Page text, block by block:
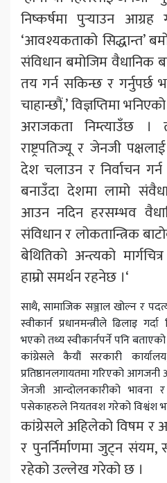
निष्कर्षमा पुर्‍याउन आग्रह
‘आवश्यकताको सिद्धान्त’
संविधान बमोजिम वैधानिक
तय गर्न सकिन्छ र गर्नुपर्छ
चाहान्छौं,’ विज्ञप्तिमा
अराजकता निम्त्याउँछ ।
राष्ट्रपतिज्यू र जेनजी
देश चलाउन र निर्वाचन
बनाउँदा देशमा लामो
आउन नदिन हरसम्भव
संविधान र लोकतान्त्रिक
बेथितिको अन्त्यको
हाम्रो समर्थन रहनेछ ।‘
साथै, सामाजिक सञ्जाल खोल्न र
स्वीकार्न प्रधानमन्त्रीले ढिलाइ
भएको तथ्य स्वीकार्नपर्ने पनि
कांग्रेसले कैयौं सरकारी
प्रतिष्ठानलगायतमा गरिएको आगजनी
जेनजी आन्दोलनकारीको भावना
पसेकाहरुले नियतवश गरेको विश्वंश
कांग्रेसले अहिलेको विषम र
र पुनर्निर्माणमा जुट्न संयम,
रहेको उल्लेख गरेको छ ।